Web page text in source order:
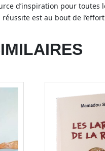
d’inspiration pour
est au bout de